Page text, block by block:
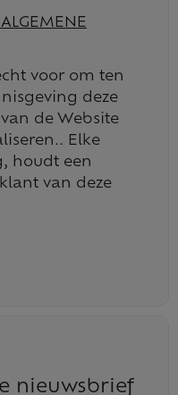
voor om ten
deze
de Website
Elke
houdt een
van deze
nieuwsbrief